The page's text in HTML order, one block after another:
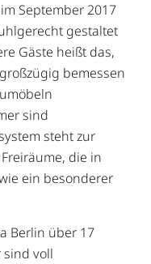
September 2017
gestaltet
Gäste heißt das,
bemessen
sind
steht zur
die in
ein besonderer
Berlin über 17
sind voll